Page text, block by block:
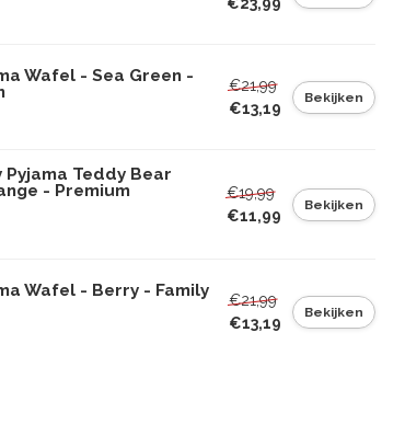
Wafel - Sea Green -
€21,99
€13,19
Bekijken
Pyjama Teddy Bear
- Premium
€19,99
€11,99
Bekijken
Wafel - Berry - Family
€21,99
€13,19
Bekijken